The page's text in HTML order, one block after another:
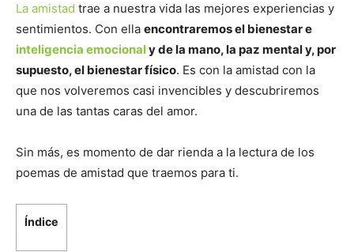
La amistad trae a nuestra vida las mejores experiencias y
sentimientos. Con ella encontraremos el bienestar e
inteligencia emocionaly de la mano, la paz mental y, por
supuesto, el bienestar físico. Es con la amistad con la
que nos volveremos casi invencibles y descubriremos
una de las tantas caras del amor.
Sin más, es momento de dar rienda a la lectura de los
poemas de amistad que traemos para ti.
Índice